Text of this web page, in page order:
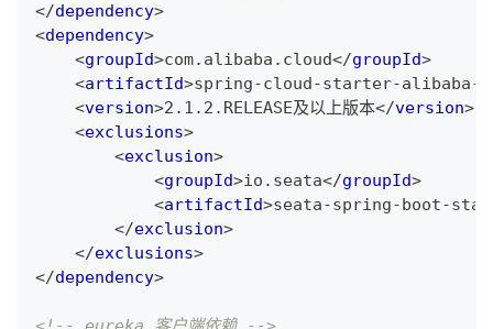
</dependency>
<dependency>
<groupId>com.alibaba.cloud</groupId>
<artifactId>spring-cloud-starter-alibaba-
<version>2.1.2.RELEASE及以上版本</version>
<exclusions>
<exclusion>
<groupId>io.seata</groupId>
<artifactId>seata-spring-boot-
</exclusion>
</exclusions>
</dependency>